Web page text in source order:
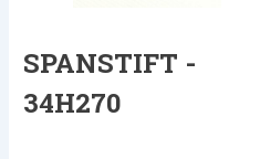
SPANSTIFT -
34H270